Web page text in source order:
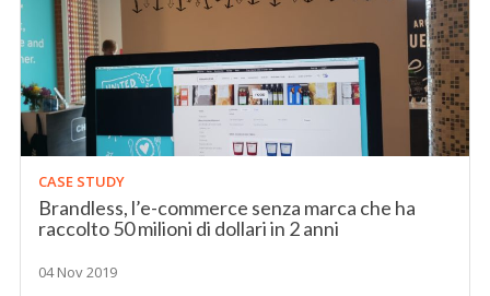
CASE STUDY
Brandless, l’e-commerce senza marca che ha
raccolto 50 milioni di dollari in 2 anni
04 Nov 2019